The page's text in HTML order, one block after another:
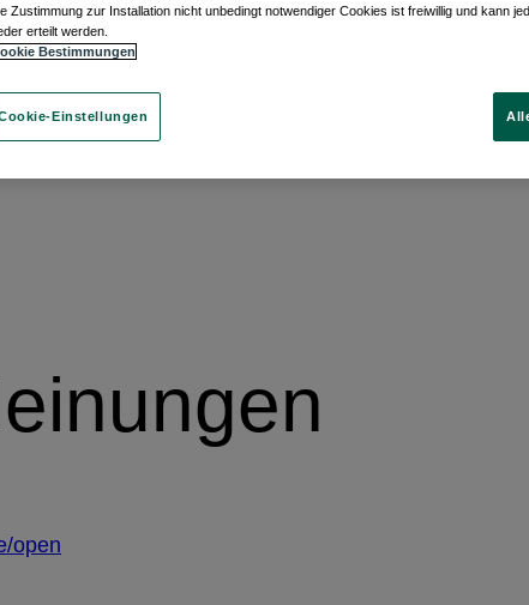
Zustimmung zur Installation nicht unbedingt notwendiger Cookies ist freiwillig und kann
erteilt werden.
Bestimmungen
Einstellungen